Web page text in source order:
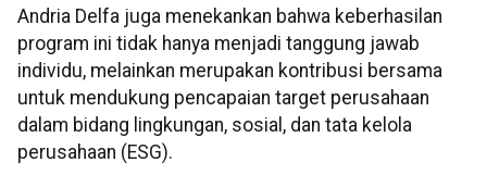
Andria Delfa juga menekankan bahwa keberhasilan
program ini tidak hanya menjadi tanggung jawab
individu, melainkan merupakan kontribusi bersama
untuk mendukung pencapaian target perusahaan
dalam bidang lingkungan, sosial, dan tata kelola
perusahaan (ESG).